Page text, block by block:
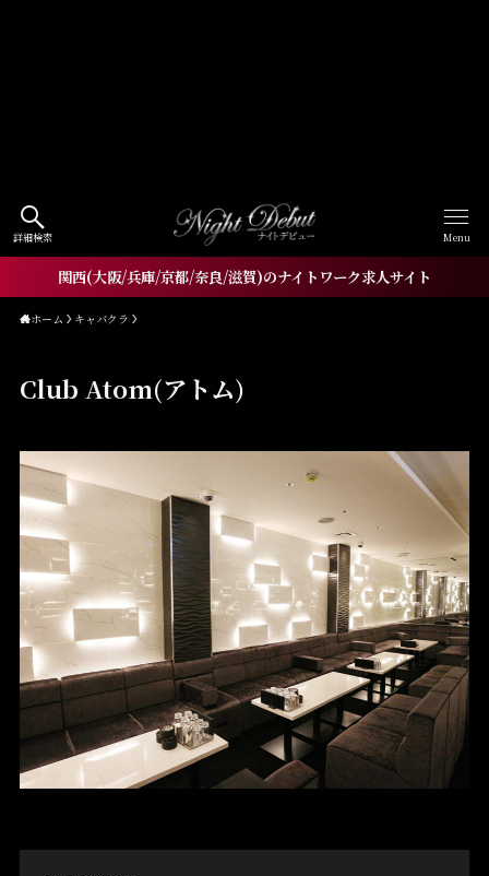
詳細検索 Menu
関西(大阪/兵庫/京都/奈良/滋賀)のナイトワーク求人サイト
ホーム キャバクラ
Club Atom(アトム)